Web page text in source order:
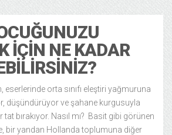
İÇIN NE KADAR
orta sınıfı eleştiri yağmuruna
düşündürüyor ve şahane kurgusuyla
bırakıyor. Nasıl mı? Basit gibi görünen
bir yandan Hollanda toplumuna diğer